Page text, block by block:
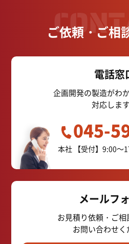
ご依頼・ご相
電話窓
企画開発の製造がわ
対応しま
045-
本社 【受付】9:00～
メールフ
お見積り依頼・ご相
お問い合わせく